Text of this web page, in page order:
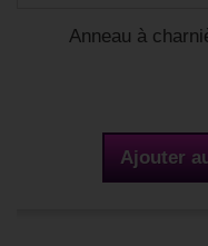
Anneau à
Ajouter